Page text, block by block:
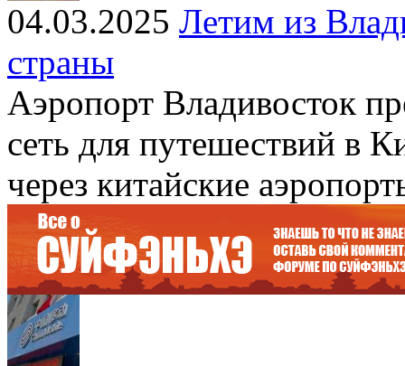
04.03.2025 Летим из
страны
Аэропорт Владивосток
сеть для путешествий в
через китайские